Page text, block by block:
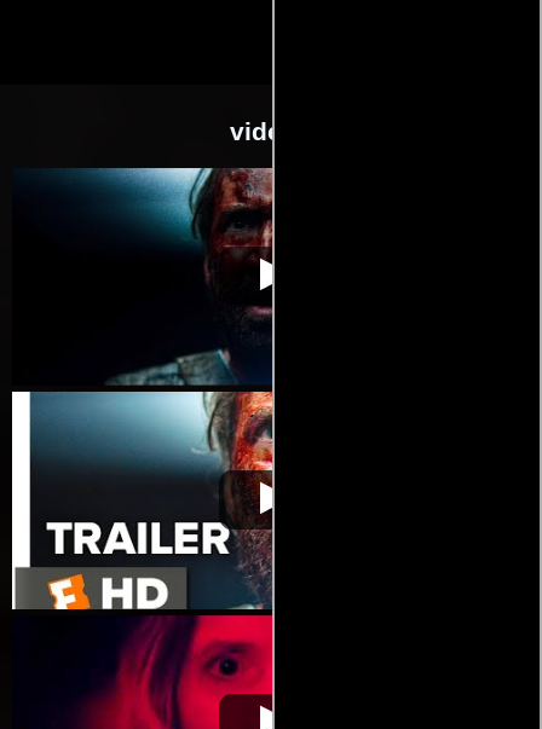
videos
Video de la película Mandy
Video de la película Mandy
MandyVideo de la película Mandy